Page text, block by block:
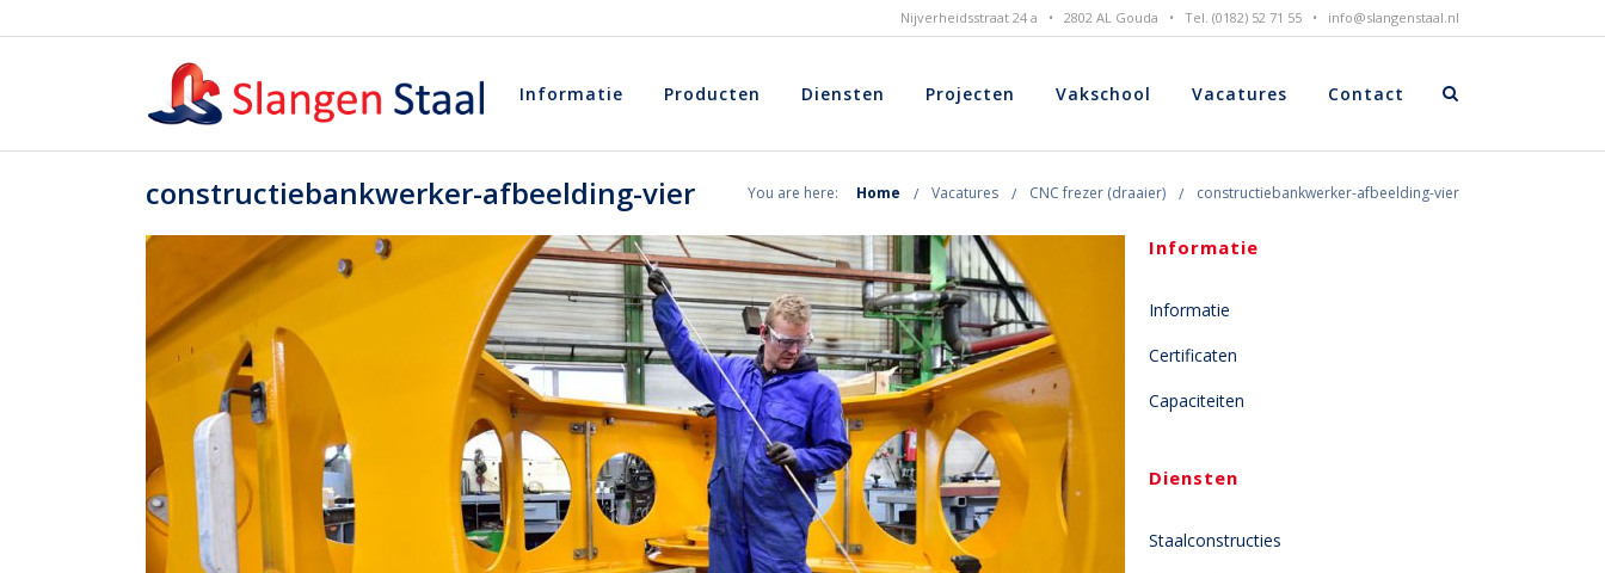
Nijverheidsstraat 24 a • 2802 AL Gouda • Tel. (0182) 52 71 55 • info@slangenstaal.nl
Informatie Producten Diensten Projecten Vakschool Vacatures Contact
constructiebankwerker-afbeelding-vier You are here: Home Vacatures CNC frezer (draaier) constructiebankwerker-afbeelding-vier
Informatie
Informatie
Certificaten
Capaciteiten
Diensten
Staalconstructies